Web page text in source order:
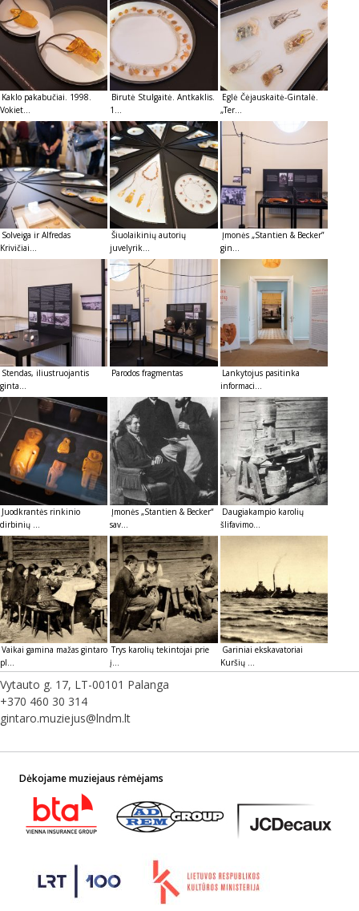
Kaklo pakabučiai. 1998.
Vokiet...
Birutė Stulgaitė. Antkaklis.
1...
Eglė Čėjauskaitė-Gintalė.
„Ter...
Solveiga ir Alfredas
Krivičiai...
Šiuolaikinių autorių
juvelyrik...
Įmonės „Stantien & Becker”
gin...
Stendas, iliustruojantis
ginta...
Parodos fragmentas
Lankytojus pasitinka
informaci...
Juodkrantės rinkinio
dirbinių ...
Įmonės „Stantien & Becker“
sav...
Daugiakampio karolių
šlifavimo...
Vaikai gamina mažas gintaro
pl...
Trys karolių tekintojai prie
į...
Gariniai ekskavatoriai
Kuršių ...
Vytauto g. 17, LT-00101 Palanga
+370 460 30 314
gintaro.muziejus@lndm.lt
Dėkojame muziejaus rėmėjams